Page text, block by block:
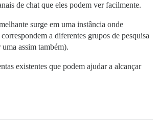
de chat que eles podem ver facilmente.
surge em uma instância onde
a diferentes grupos de pesquisa
assim também).
existentes que podem ajudar a alcançar